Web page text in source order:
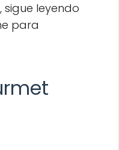
sigue leyendo
para